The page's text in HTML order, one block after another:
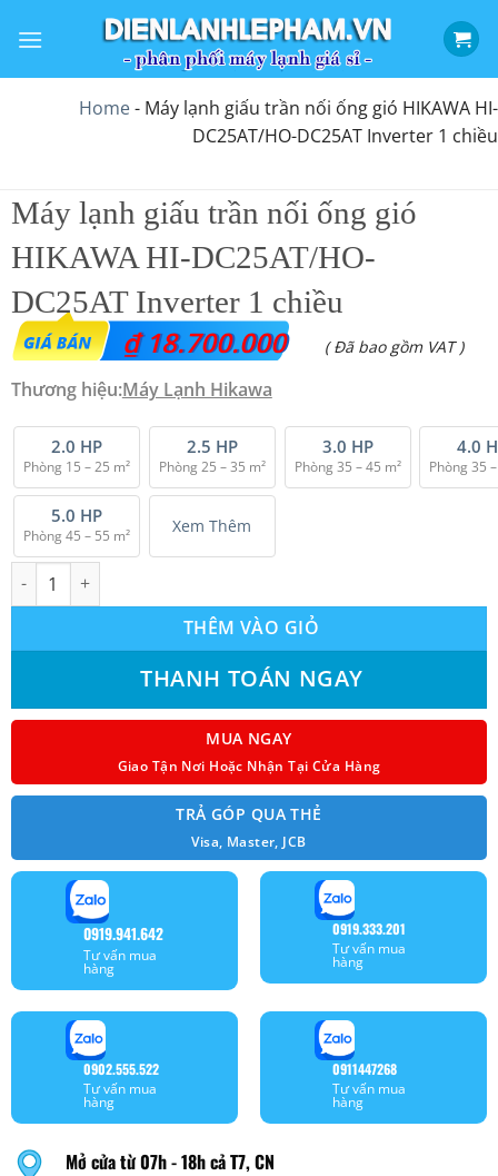
qua
Home- Máy lạnh giấu trần nối ống gió HIKAWA HI-
DC25AT/HO-DC25AT Inverter 1 chiều
Máy lạnh giấu trần nối ống gió
HIKAWA HI-DC25AT/HO-
DC25AT Inverter 1 chiều
₫18.700.000 ( Đã bao gồm VAT )
Thương hiệu:Máy Lạnh Hikawa
2.0 HP
Phòng 15 – 25 m²
2.5 HP
Phòng 25 – 35 m²
3.0 HP
Phòng 35 – 45 m²
4.0
Phòng 35
5.0 HP
Phòng 45 – 55 m² Xem Thêm
Máy lạnh giấu trần nối ống gió HIKAWA HI-DC25AT/HO-
THÊM VÀO GIỎ
THANH TOÁN NGAY
MUA NGAY
Giao Tận Nơi Hoặc Nhận Tại Cửa Hàng
TRẢ GÓP QUA THẺ
Visa, Master, JCB
0919.941.642
Tư vấn mua
hàng
0919.333.201
Tư vấn mua
hàng
0902.555.522
Tư vấn mua
hàng
0911447268
Tư vấn mua
hàng
Mở cửa từ 07h - 18h cả T7, CN